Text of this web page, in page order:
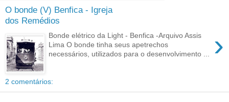
O bonde (V) Benfica - Igreja
dos Remédios
›
Bonde elétrico da Light - Benfica -Arquivo Assis
Lima O bonde tinha seus apetrechos
necessários, utilizados para o desenvolvimento ...
2 comentários: